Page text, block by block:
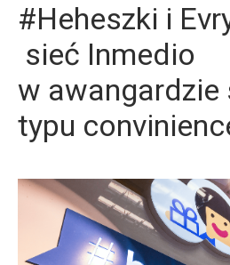
#Heheszki i
sieć Inmedio
w awangardzie
typu